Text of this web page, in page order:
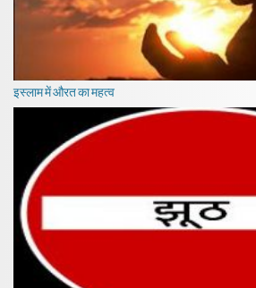
इस्लाम में औरत का महत्व